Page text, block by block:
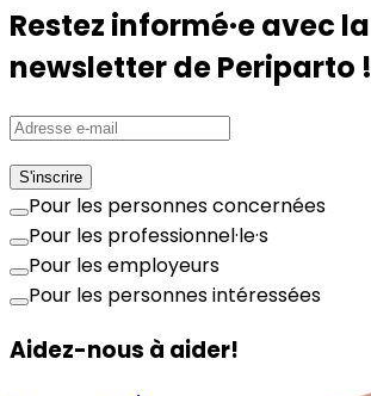
Restez informé·e avec la
newsletter de Periparto !
S'inscrire
Pour les personnes concernées
Pour les professionnel·le·s
Pour les employeurs
Pour les personnes intéressées
Aidez-nous à aider!